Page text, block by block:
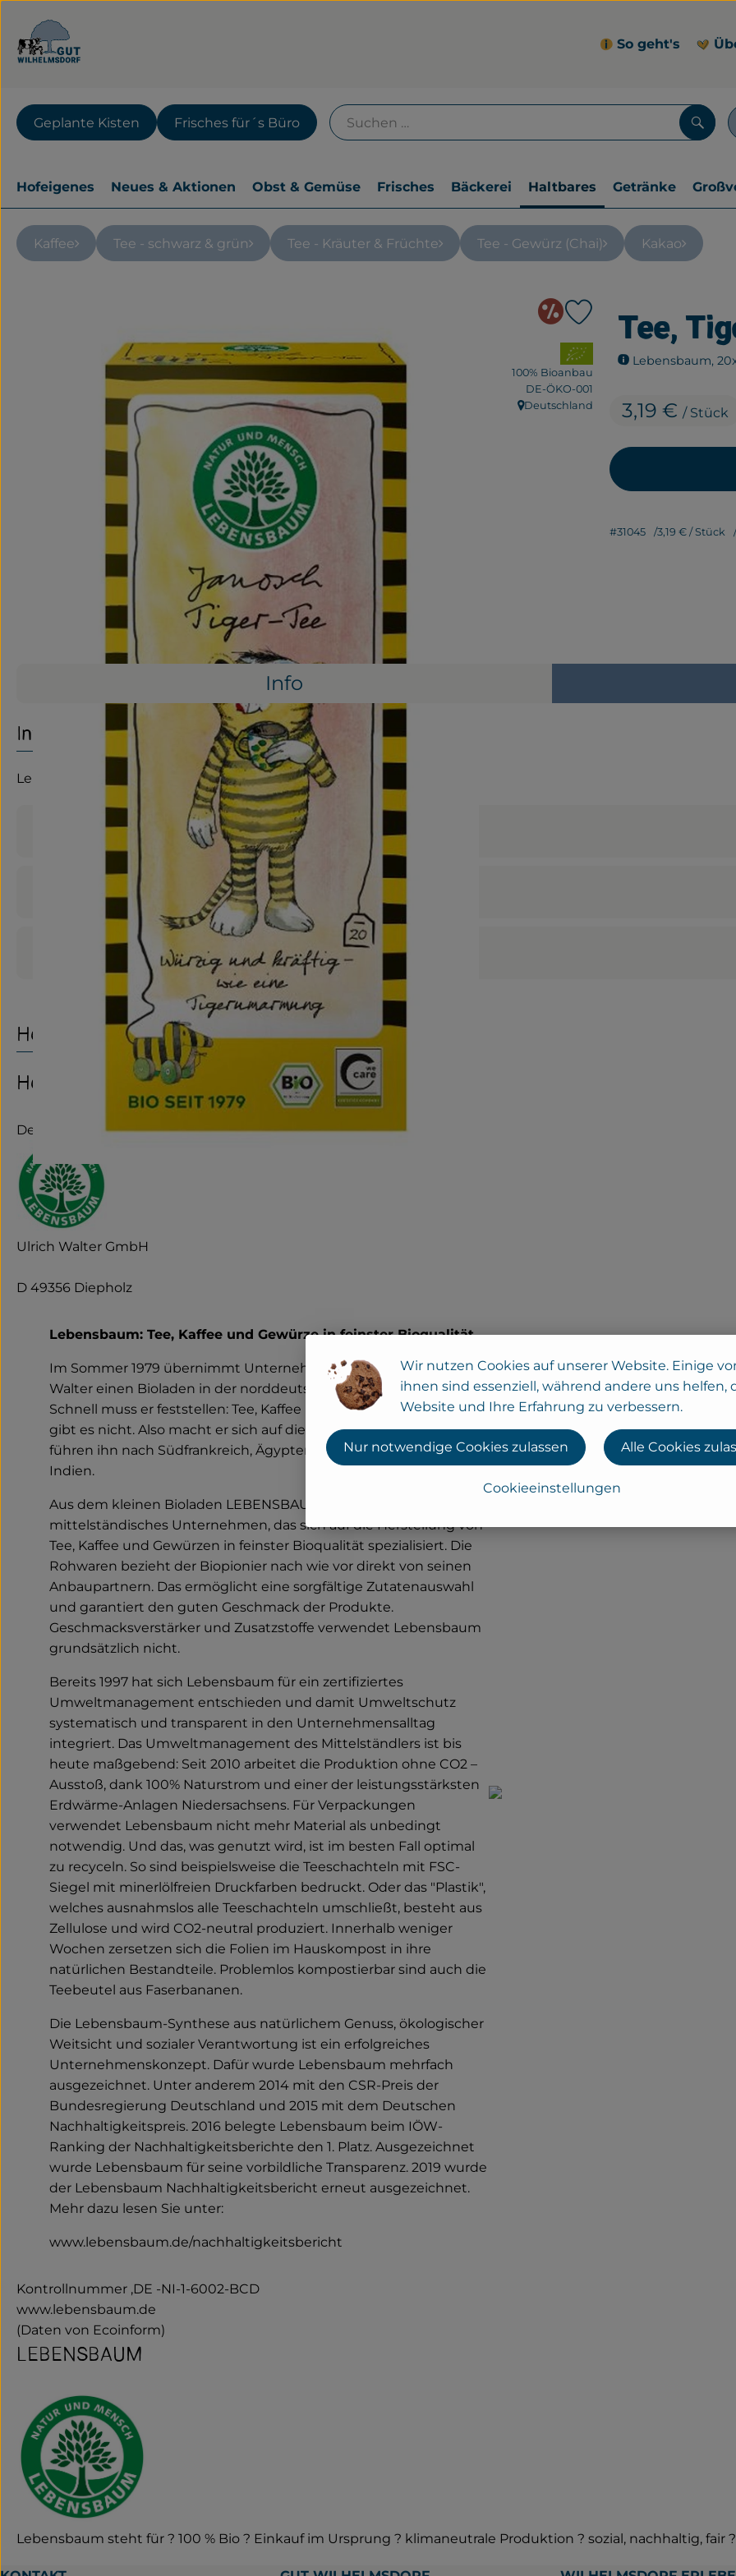
So geht's
Geplante Kisten Frisches für´s Büro
Hofeigenes Neues & Aktionen Obst & Gemüse Frisches Bäckerei Haltbares Getränke
Kaffee Tee - schwarz & grün Tee - Kräuter & Früchte Tee - Gewürz (Chai) Kakao
Tee,
Lebensbaum,
3,19 € / Stück
Produkt zu Favouriten
Angebote &
, Verband:
100% Bioanbau
, Kontrollstelle:
DE-ÖKO-001
, Herkunft:
Deutschland
#31045 3,19 € / Stück
Info
Info
Lebensbaum, 20x1,5g
Produktinformationen
Produktdatenblatt
Herkunft
Hersteller: LEBENSBAUM
Deutschland
Ulrich Walter GmbH
D 49356 Diepholz
Lebensbaum: Tee, Kaffee und Gewürze in feinster Bioqualität
Im Sommer 1979 übernimmt Unternehmensgründer Ulrich
Walter einen Bioladen in der norddeutschen Kleinstadt Diepholz.
Schnell muss er feststellen: Tee, Kaffee und Gewürze in Bioqualität
gibt es nicht. Also macht er sich auf die Suche. Seine Reisen
führen ihn nach Südfrankreich, Ägypten und später bis nach
Indien.
Aus dem kleinen Bioladen LEBENSBAUM wird ein
mittelständisches Unternehmen, das sich auf die Herstellung von
Tee, Kaffee und Gewürzen in feinster Bioqualität spezialisiert. Die
Rohwaren bezieht der Biopionier nach wie vor direkt von seinen
Anbaupartnern. Das ermöglicht eine sorgfältige Zutatenauswahl
und garantiert den guten Geschmack der Produkte.
Geschmacksverstärker und Zusatzstoffe verwendet Lebensbaum
grundsätzlich nicht.
Bereits 1997 hat sich Lebensbaum für ein zertifiziertes
Umweltmanagement entschieden und damit Umweltschutz
systematisch und transparent in den Unternehmensalltag
integriert. Das Umweltmanagement des Mittelständlers ist bis
heute maßgebend: Seit 2010 arbeitet die Produktion ohne CO2 –
Ausstoß, dank 100% Naturstrom und einer der leistungsstärksten
Erdwärme-Anlagen Niedersachsens. Für Verpackungen
verwendet Lebensbaum nicht mehr Material als unbedingt
notwendig. Und das, was genutzt wird, ist im besten Fall optimal
zu recyceln. So sind beispielsweise die Teeschachteln mit FSC-
Siegel mit minerlölfreien Druckfarben bedruckt. Oder das "Plastik",
welches ausnahmslos alle Teeschachteln umschließt, besteht aus
Zellulose und wird CO2-neutral produziert. Innerhalb weniger
Wochen zersetzen sich die Folien im Hauskompost in ihre
natürlichen Bestandteile. Problemlos kompostierbar sind auch die
Teebeutel aus Faserbananen.
Die Lebensbaum-Synthese aus natürlichem Genuss, ökologischer
Weitsicht und sozialer Verantwortung ist ein erfolgreiches
Unternehmenskonzept. Dafür wurde Lebensbaum mehrfach
ausgezeichnet. Unter anderem 2014 mit den CSR-Preis der
Bundesregierung Deutschland und 2015 mit dem Deutschen
Nachhaltigkeitspreis. 2016 belegte Lebensbaum beim IÖW-
Ranking der Nachhaltigkeitsberichte den 1. Platz. Ausgezeichnet
wurde Lebensbaum für seine vorbildliche Transparenz. 2019 wurde
der Lebensbaum Nachhaltigkeitsbericht erneut ausgezeichnet.
Mehr dazu lesen Sie unter:
www.lebensbaum.de/nachhaltigkeitsbericht
Kontrollnummer ,DE -NI-1-6002-BCD
www.lebensbaum.de
(Daten von Ecoinform)
LEBENSBAUM
Lebensbaum steht für ? 100 % Bio ? Einkauf im Ursprung ? klimaneutrale Produktion ? sozial, nachhaltig, fair
Wir nutzen Cookies auf unserer Website. Einige
ihnen sind essenziell, während andere uns helfen,
Website und Ihre Erfahrung zu verbessern.
Cookieeinstellungen
Nur notwendige Cookies zulassen Alle Cookies